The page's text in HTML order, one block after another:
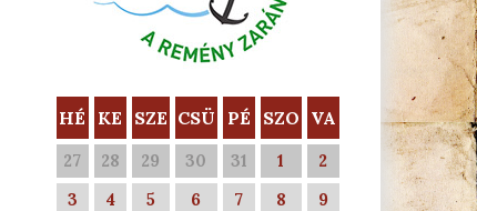
HÉ KE SZE CSÜ PÉ SZO VA
27 28 29 30 31 1
2
3
4 5 6 7 8
9